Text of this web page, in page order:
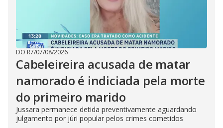
DO R7/07/08/2026
Cabeleireira acusada de matar
namorado é indiciada pela morte
do primeiro marido
Jussara permanece detida preventivamente aguardando
julgamento por júri popular pelos crimes cometidos